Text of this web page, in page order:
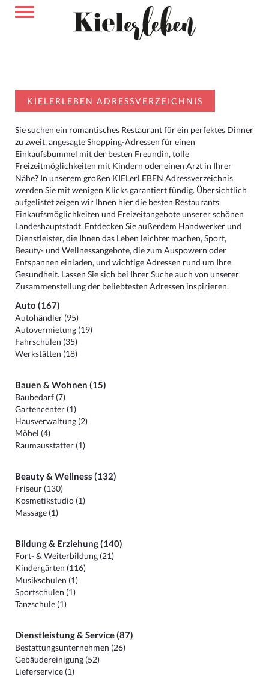
KIELERLEBEN ADRESSVERZEICHNIS
Sie suchen ein romantisches Restaurant für ein perfektes Dinner
zu zweit, angesagte Shopping-Adressen für einen
Einkaufsbummel mit der besten Freundin, tolle
Freizeitmöglichkeiten mit Kindern oder einen Arzt in Ihrer
Nähe? In unserem großen KIELerLEBEN Adressverzeichnis
werden Sie mit wenigen Klicks garantiert fündig. Übersichtlich
aufgelistet zeigen wir Ihnen hier die besten Restaurants,
Einkaufsmöglichkeiten und Freizeitangebote unserer schönen
Landeshauptstadt. Entdecken Sie außerdem Handwerker und
Dienstleister, die Ihnen das Leben leichter machen, Sport,
Beauty- und Wellnessangebote, die zum Auspowern oder
Entspannen einladen, und wichtige Adressen rund um Ihre
Gesundheit. Lassen Sie sich bei Ihrer Suche auch von unserer
Zusammenstellung der beliebtesten Adressen inspirieren.
Auto (167)
Autohändler (95)
Autovermietung (19)
Fahrschulen (35)
Werkstätten (18)
Bauen & Wohnen (15)
Baubedarf (7)
Gartencenter (1)
Hausverwaltung (2)
Möbel (4)
Raumausstatter (1)
Beauty & Wellness (132)
Friseur (130)
Kosmetikstudio (1)
Massage (1)
Bildung & Erziehung (140)
Fort- & Weiterbildung (21)
Kindergärten (116)
Musikschulen (1)
Sportschulen (1)
Tanzschule (1)
Dienstleistung & Service (87)
Bestattungsunternehmen (26)
Gebäudereinigung (52)
Lieferservice (1)